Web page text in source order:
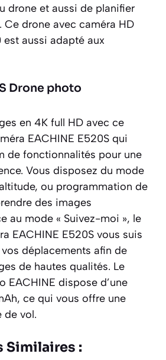
drone et aussi de planifier
Ce drone avec caméra HD
est aussi adapté aux
Drone photo
en 4K full HD avec ce
EACHINE E520S qui
de fonctionnalités pour une
Vous disposez du mode
ou programmation de
des images
au mode « Suivez-moi », le
EACHINE E520S vous suis
déplacements afin de
de hautes qualités. Le
EACHINE dispose d’une
ce qui vous offre une
de vol.
Similaires :